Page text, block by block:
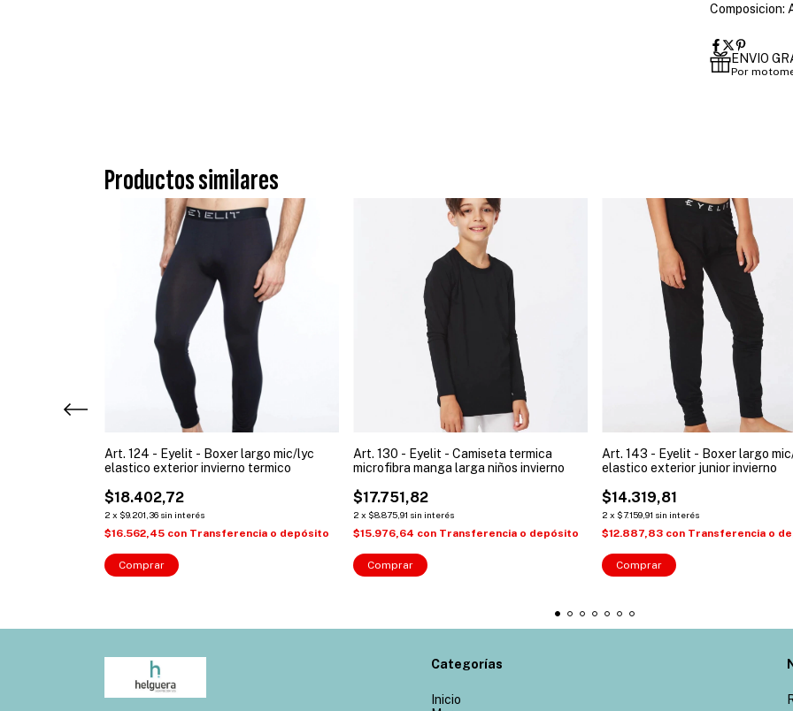
Composicion:
ENVIO
Por
Productos similares
Art. 124 - Eyelit - Boxer largo mic/lyc
elastico exterior invierno termico
$18.402,72
2 x $9.201,36 sin interés
$16.562,45 con Transferencia o depósito
Comprar
Art. 130 - Eyelit - Camiseta termica
microfibra manga larga niños invierno
$17.751,82
2 x $8.875,91 sin interés
$15.976,64 con Transferencia o depósito
Comprar
Art. 143 - Eyelit - Boxer largo
elastico exterior junior invierno
$14.319,81
2 x $7.159,91 sin interés
$12.887,83 con Transferencia o
Comprar
Categorías
Inicio